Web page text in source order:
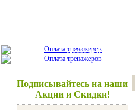
Красота и здоровье
Подписывайтесь на наши
Акции и Скидки!